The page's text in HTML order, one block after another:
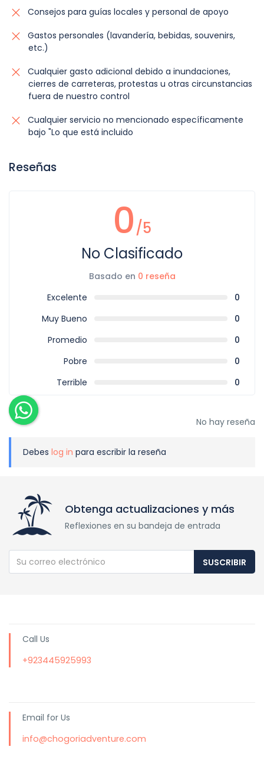
Consejos para guías locales y personal de apoyo
Gastos personales (lavandería, bebidas, souvenirs,
etc.)
Cualquier gasto adicional debido a inundaciones,
cierres de carreteras, protestas u otras circunstancias
fuera de nuestro control
Cualquier servicio no mencionado específicamente
bajo "Lo que está incluido
Reseñas
0/5
No Clasificado
Basado en 0 reseña
Excelente
0
Muy Bueno
0
Promedio
0
Pobre
0
Terrible
0
No hay reseña
Debes log in para escribir la reseña
Obtenga actualizaciones y más
Reflexiones en su bandeja de entrada
SUSCRIBIR
Call Us
+923445925993
Email for Us
info@chogoriadventure.com